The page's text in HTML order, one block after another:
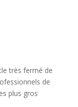
très fermé de
de
plus gros